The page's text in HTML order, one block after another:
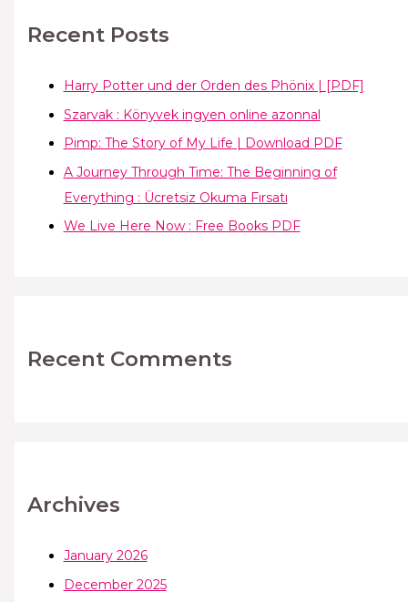
Recent Posts
Harry Potter und der Orden des Phönix | [PDF]
Szarvak : Könyvek ingyen online azonnal
Pimp: The Story of My Life | Download PDF
A Journey Through Time: The Beginning of
Everything : Ücretsiz Okuma Fırsatı
We Live Here Now : Free Books PDF
Recent Comments
Archives
January 2026
December 2025